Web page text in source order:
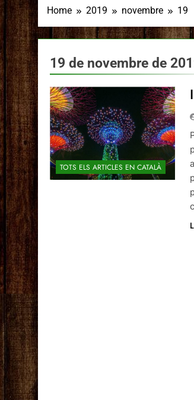
Home 2019 novembre 19
19 de novembre de
TOTS ELS ARTICLES EN CATALÀ